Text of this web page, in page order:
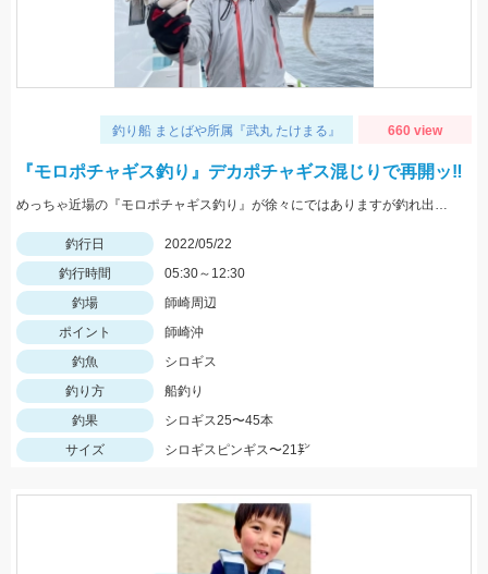
釣り船 まとばや所属『武丸 たけまる』 660 view
『モロポチャギス釣り』デカポチャギス混じりで再開ッ‼︎
めっちゃ近場の『モロポチャギス釣り』が徐々にではありますが釣れ出して来てますよッ(*⁰▿⁰*)
釣行日
2022/05/22
釣行時間
05:30～12:30
釣場
師崎周辺
ポイント
師崎沖
釣魚
シロギス
釣り方
船釣り
釣果
シロギス25〜45本
サイズ
シロギスピンギス〜21㌢